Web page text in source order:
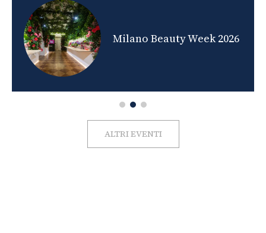
Milano Beauty Week 2026
ALTRI EVENTI